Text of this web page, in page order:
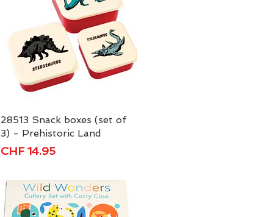
Schnellansicht
28513 Snack boxes (set of
3) - Prehistoric Land
Preis
CHF 14.95